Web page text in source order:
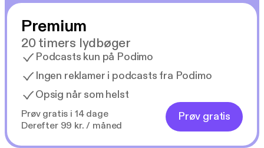
Premium
20 timers lydbøger
Podcasts kun på Podimo
Ingen reklamer i podcasts fra Podimo
Opsig når som helst
Prøv gratis i 14 dage
Derefter 99 kr. / måned
Prøv gratis